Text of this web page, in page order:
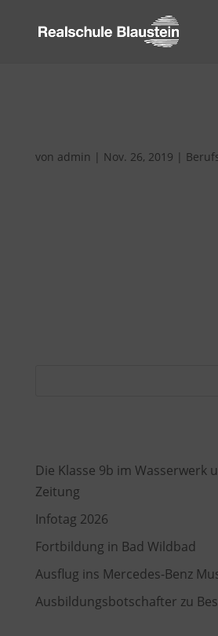
von admin | Nov. 26, 2019 |
Die Klasse 9b im Wasserwerk
Zeitung
Infotag 2026
Fortbildung in Bad Wildbad
Ausflug ins Mercedes-Benz
Ausbildungsbotschafter zu